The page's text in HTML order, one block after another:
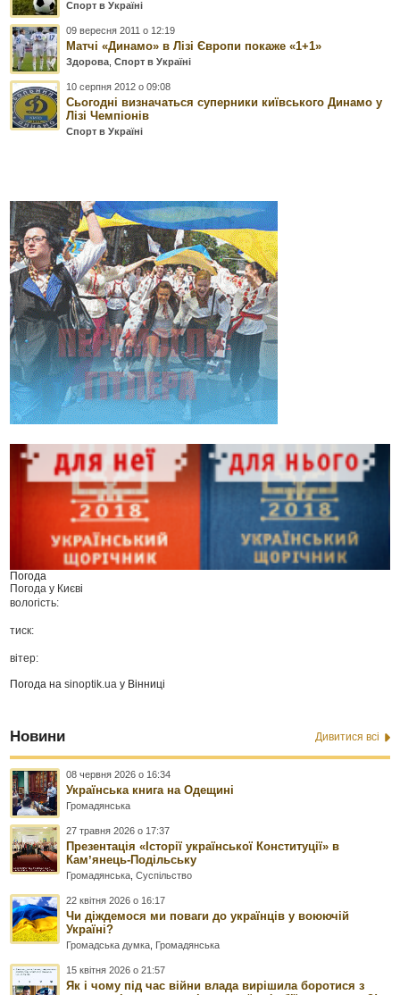
Спорт в Україні
09 вересня 2011 о 12:19
Матчі «Динамо» в Лізі Європи покаже «1+1»
Здорова ,Спорт в Україні
10 серпня 2012 о 09:08
Сьогодні визначаться суперники київського Динамо у
Лізі Чемпіонів
Спорт в Україні
Погода
Погода у Києві
вологість:
тиск:
вітер:
Погода наsinoptik.ua у Вінниці
Новини Дивитися всі
08 червня 2026 о 16:34
Українська книга на Одещині
Громадянська
27 травня 2026 о 17:37
Презентація «Історії української Конституції» в
Камʼянець-Подільську
Громадянська ,Суспільство
22 квітня 2026 о 16:17
Чи діждемося ми поваги до українців у воюючій
Україні?
Громадська думка Громадянська
15 квітня 2026 о 21:57
Як і чому під час війни влада вирішила боротися з